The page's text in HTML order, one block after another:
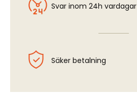
Svar inom 24h vardagar
Säker betalning